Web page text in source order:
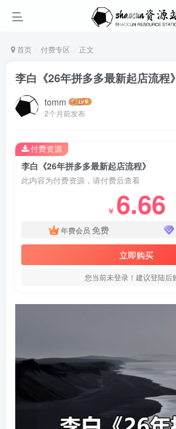
首页 付费专区 正文
李白《26年拼多多最新起店流程》
tomm
2个月前发布
李白《26年拼多多最新起店流程》
此内容为付费资源，请付费后查看
￥ 6.66
年费会员 免费
立即购买
您当前未登录！建议登陆后
付费资源